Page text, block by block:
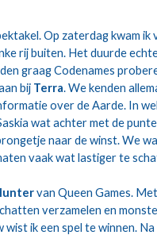
Op zaterdag kwam
rij buiten. Het duurde
graag Codenames
bij Terra. We kenden
over de Aarde. In
wat achter met de
naar de winst. We
vaak wat lastiger te
van Queen Games.
verzamelen en
ik een spel te winnen.